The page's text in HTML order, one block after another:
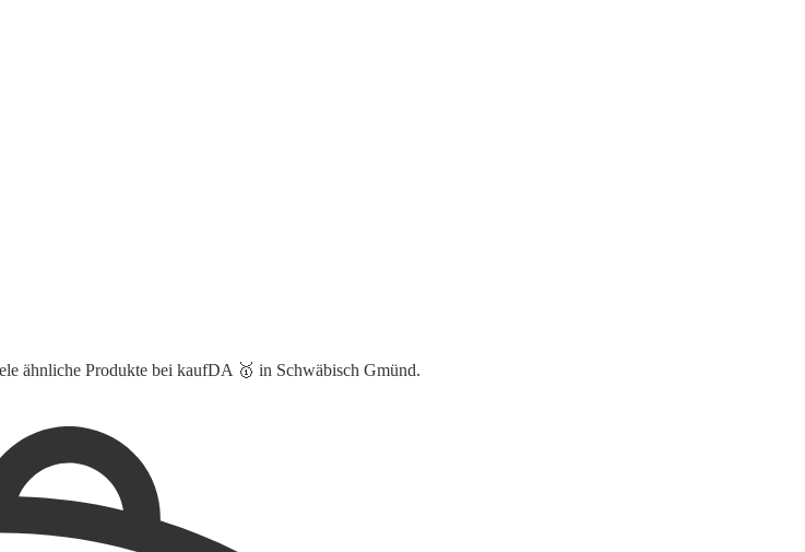
ähnliche Produkte bei kaufDA 🥇 in Schwäbisch Gmünd.